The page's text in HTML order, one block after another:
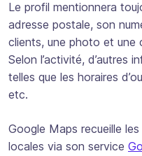
Le profil mentionnera
adresse postale, son
clients, une photo et une
Selon l’activité, d’autres
telles que les horaires
etc.
Google Maps recueille
locales via son service